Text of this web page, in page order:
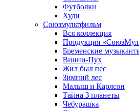
Футболки
Худи
Союзмультфильм
Вся коллекция
Продукция
Бременские
Винни-Пух
Жил был пес
Зимний лес
Малыш и Карлсон
Тайна 3 планеты
Чебурашка